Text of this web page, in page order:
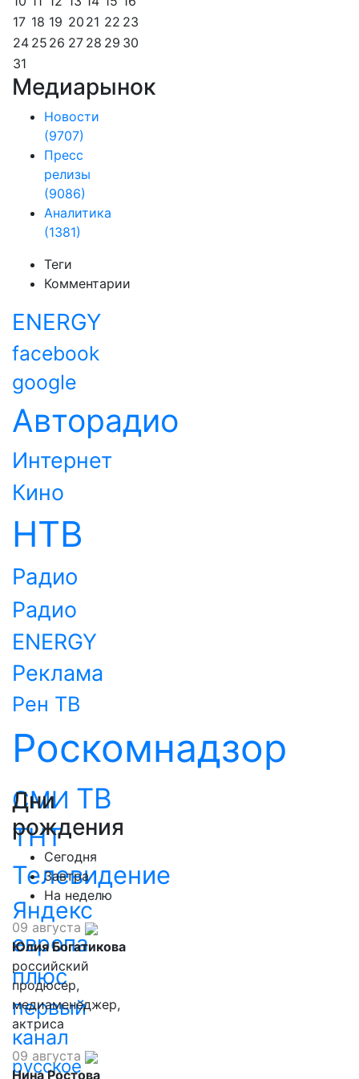
17 18 19 20 21 22 23
24 25 26 27 28 29 30
31
Медиарынок
Новости
(9707)
Пресс
релизы
(9086)
Аналитика
(1381)
Теги
Комментарии
ENERGY
facebook
google
Авторадио
Интернет
Кино
НТВ
Радио
Радио
ENERGY
Реклама
Рен ТВ
Роскомнадзор
СМИ ТВ
ТНТ
Телевидение
Яндекс
европа
плюс
первый
канал
русское
Дни
рождения
Сегодня
Завтра
На неделю
09 августа
Юлия Богатикова
российский
продюсер,
медиаменеджер,
актриса
09 августа
Нина Ростова